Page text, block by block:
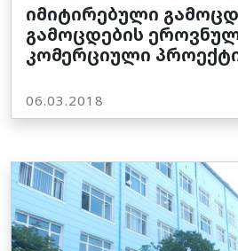
იმიტირებული
გამოცდების
კომერციული
06.03.2018